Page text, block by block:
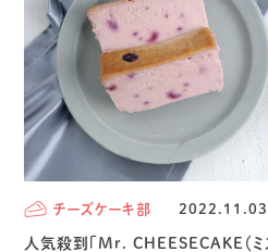
チーズケーキ部 2022.11.03
人気殺到「Mr. CHEESECAKE（ミ